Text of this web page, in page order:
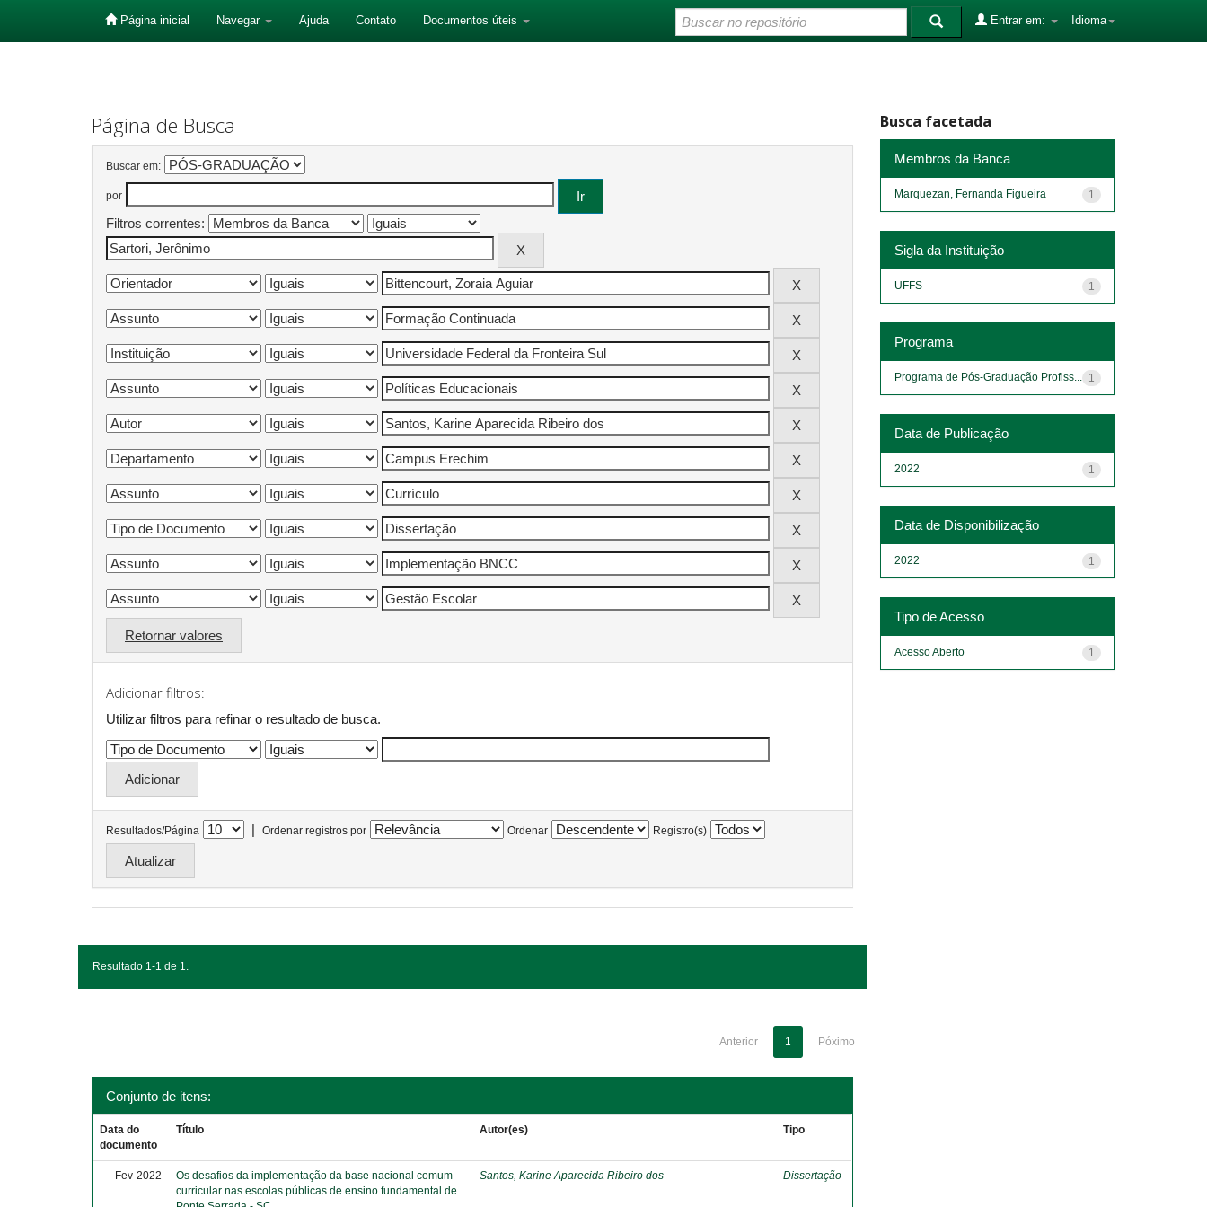
Página inicial Navegar Ajuda Contato Documentos úteis Idioma
Entrar em:
Página de Busca
Buscar em:
por
Filtros correntes:
Retornar valores
Adicionar filtros:
Utilizar filtros para refinar o resultado de busca.
Resultados/Página | Ordenar registros por Ordenar Registro(s)
Resultado 1-1 de 1.
Anterior 1 Póximo
Conjunto de itens:
Data do
documento
Título Autor(es) Tipo
Fev-2022
Os desafios da implementação da base nacional comum
curricular nas escolas públicas de ensino fundamental de
Santos, Karine Aparecida Ribeiro dos Dissertação
Busca facetada
Membros da Banca
1
Marquezan, Fernanda Figueira
Sigla da Instituição
1
UFFS
Programa
1
Programa de Pós-Graduação Profiss...
Data de Publicação
1
2022
Data de Disponibilização
1
2022
Tipo de Acesso
1
Acesso Aberto